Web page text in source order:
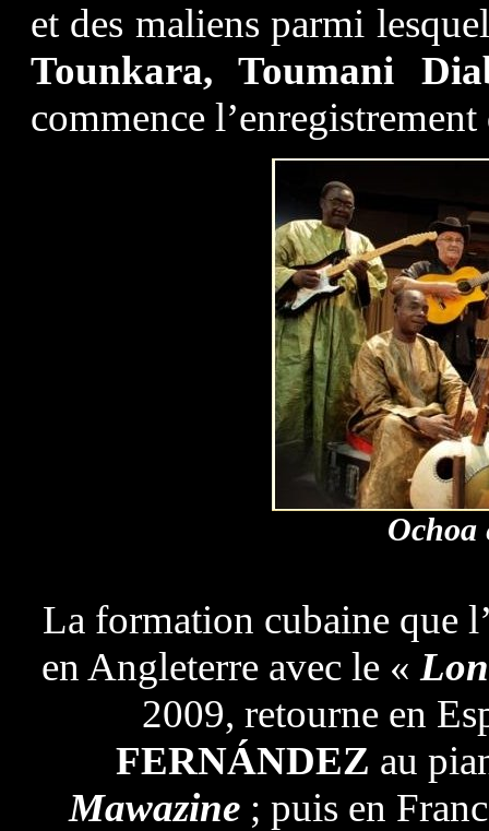
et des maliens parmi
Tounkara, Toumani
commence
Ochoa
La formation cubaine que
en Angleterre avec le «
2009, retourne en
FERNÁNDEZ au
Mawazine ; puis en